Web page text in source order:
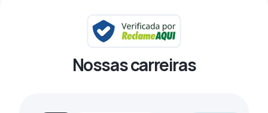
Nossas carreiras